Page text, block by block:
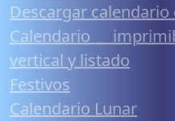
Descargar calendario
Calendario
vertical y listado
Festivos
Calendario Lunar